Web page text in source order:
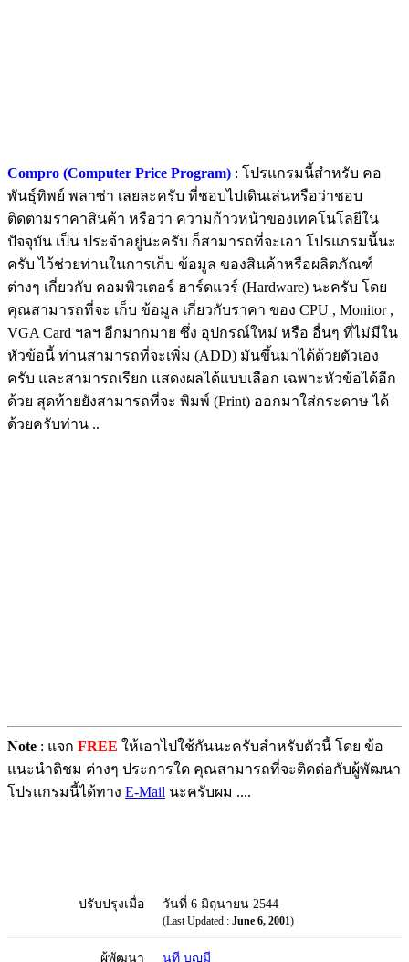
Compro (Computer Price Program) : โปรแกรมนี้สำหรับ คอ
พันธุ์ทิพย์ พลาซ่า เลยละครับ ที่ชอบไปเดินเล่นหรือว่าชอบ
ติดตามราคาสินค้า หรือว่า ความก้าวหน้าของเทคโนโลยีใน
ปัจจุบัน เป็น ประจำอยู่นะครับ ก็สามารถที่จะเอา โปรแกรมนี้นะ
ครับ ไว้ช่วยท่านในการเก็บ ข้อมูล ของสินค้าหรือผลิตภัณฑ์
ต่างๆ เกี่ยวกับ คอมพิวเตอร์ ฮาร์ดแวร์ (Hardware) นะครับ โดย
คุณสามารถที่จะ เก็บ ข้อมูล เกี่ยวกับราคา ของ CPU , Monitor ,
VGA Card ฯลฯ อีกมากมาย ซึ่ง อุปกรณ์ใหม่ หรือ อื่นๆ ที่ไม่มีใน
หัวข้อนี้ ท่านสามารถที่จะเพิ่ม (ADD) มันขึ้นมาได้ด้วยตัวเอง
ครับ และสามารถเรียก แสดงผลได้แบบเลือก เฉพาะหัวข้อได้อีก
ด้วย สุดท้ายยังสามารถที่จะ พิมพ์ (Print) ออกมาใส่กระดาษ ได้
ด้วยครับท่าน ..
Note : แจก FREE ให้เอาไปใช้กันนะครับสำหรับตัวนี้ โดย ข้อ
แนะนำติชม ต่างๆ ประการใด คุณสามารถที่จะติดต่อกับผู้พัฒนา
โปรแกรมนี้ได้ทาง E-Mail นะครับผม ....
ปรับปรุงเมื่อ วันที่ 6 มิถุนายน 2544
(Last Updated : June 6, 2001)
ผู้พัฒนา นที บุญมี